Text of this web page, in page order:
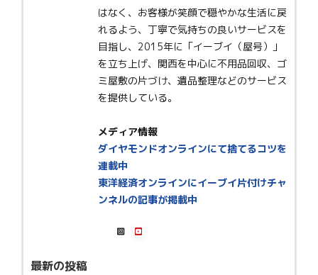
はなく、お客様が笑顔で穏やかな生活に戻
れるよう、丁寧で気持ちの良いサービスを
目指し、2015年に「イーブイ（屋号）」
を立ち上げ、関西を中心に不用品回収、ゴ
ミ屋敷の片づけ、遺品整理などのサービス
を提供している。
メディア情報
ダイヤモンドオンラインにて捨てるコツを
連載中
東洋経済オンラインにイーブイ片付けチャ
ンネルの記事が掲載中
最新の投稿